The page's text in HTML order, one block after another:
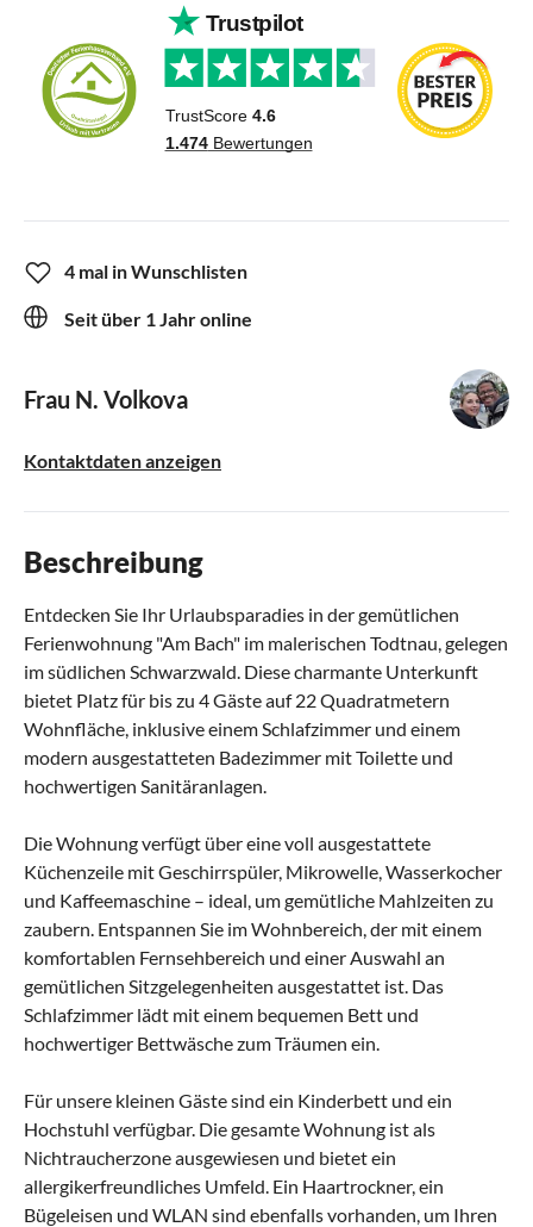
4 mal in Wunschlisten
Seit über 1 Jahr online
Frau N. Volkova
Kontaktdaten anzeigen
Beschreibung
Entdecken Sie Ihr Urlaubsparadies in der gemütlichen
Ferienwohnung "Am Bach" im malerischen Todtnau, gelegen
im südlichen Schwarzwald. Diese charmante Unterkunft
bietet Platz für bis zu 4 Gäste auf 22 Quadratmetern
Wohnfläche, inklusive einem Schlafzimmer und einem
modern ausgestatteten Badezimmer mit Toilette und
hochwertigen Sanitäranlagen.
Die Wohnung verfügt über eine voll ausgestattete
Küchenzeile mit Geschirrspüler, Mikrowelle, Wasserkocher
und Kaffeemaschine – ideal, um gemütliche Mahlzeiten zu
zaubern. Entspannen Sie im Wohnbereich, der mit einem
komfortablen Fernsehbereich und einer Auswahl an
gemütlichen Sitzgelegenheiten ausgestattet ist. Das
Schlafzimmer lädt mit einem bequemen Bett und
hochwertiger Bettwäsche zum Träumen ein.
Für unsere kleinen Gäste sind ein Kinderbett und ein
Hochstuhl verfügbar. Die gesamte Wohnung ist als
Nichtraucherzone ausgewiesen und bietet ein
allergikerfreundliches Umfeld. Ein Haartrockner, ein
Bügeleisen und WLAN sind ebenfalls vorhanden, um Ihren